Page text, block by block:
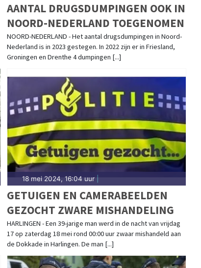
AANTAL DRUGSDUMPINGEN OOK IN
NOORD-NEDERLAND TOEGENOMEN
NOORD-NEDERLAND - Het aantal drugsdumpingen in Noord-
Nederland is in 2023 gestegen. In 2022 zijn er in Friesland,
Groningen en Drenthe 4 dumpingen [...]
18 mei 2024, 16:04 uur|
GETUIGEN EN CAMERABEELDEN
GEZOCHT ZWARE MISHANDELING
HARLINGEN - Een 39-jarige man werd in de nacht van vrijdag
17 op zaterdag 18 mei rond 00:00 uur zwaar mishandeld aan
de Dokkade in Harlingen. De man [...]